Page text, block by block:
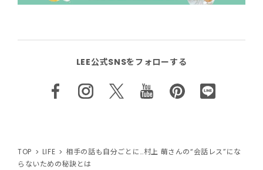
LEE公式SNSをフォローする
TOP LIFE
相手の話も自分ごとに…村上 萌さんの“会話レス”にな
らないための秘訣とは